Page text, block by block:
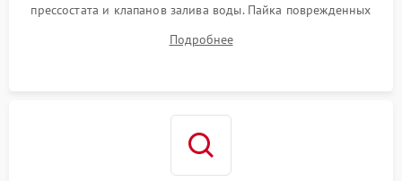
прессостата и клапанов залива воды. Пайка поврежденных
Восстановление целостности проводки и контактов.
Подробнее